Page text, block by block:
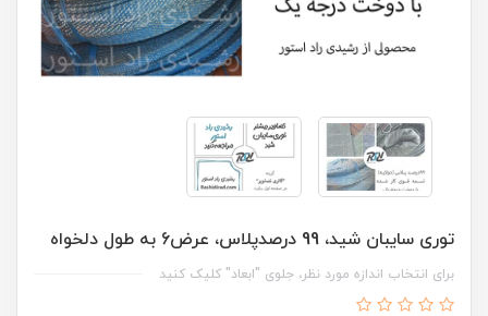
توری سایبان شید، 99 درصدپلاس، عرض6 به طول دلخواه
برای انتخاب اندازه مورد نظر، جلوی "ابعاد" کلیک کنید